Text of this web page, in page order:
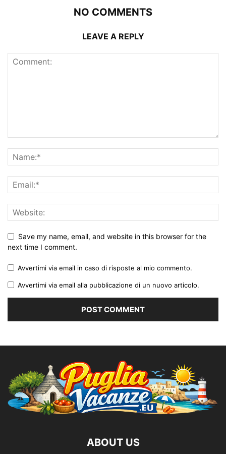
NO COMMENTS
LEAVE A REPLY
Save my name, email, and website in this browser for the
next time I comment.
Avvertimi via email in caso di risposte al mio commento.
Avvertimi via email alla pubblicazione di un nuovo articolo.
ABOUT US